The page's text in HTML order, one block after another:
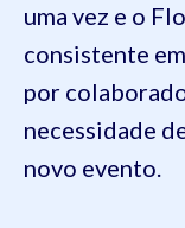
uma vez e o
consistente
por
necessidade
novo evento.